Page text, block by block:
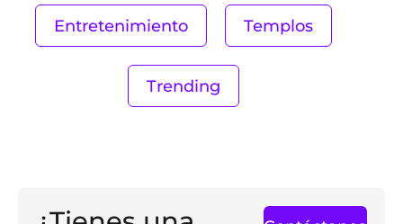
Entretenimiento Templos
Trending